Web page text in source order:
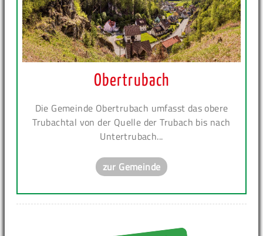
Obertrubach
Die Gemeinde Obertrubach umfasst das obere
Trubachtal von der Quelle der Trubach bis nach
Untertrubach...
zur Gemeinde